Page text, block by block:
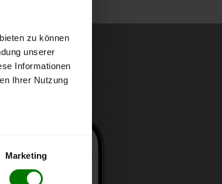
zu können
unserer
Informationen
Ihrer Nutzung
Marketing